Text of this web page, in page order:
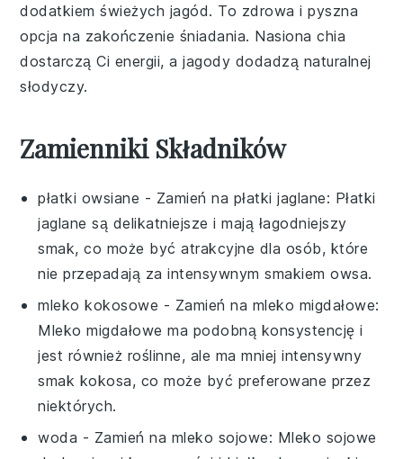
dodatkiem świeżych jagód. To zdrowa i pyszna
opcja na zakończenie śniadania. Nasiona chia
dostarczą Ci energii, a jagody dodadzą naturalnej
słodyczy.
Zamienniki Składników
płatki owsiane - Zamień na płatki jaglane: Płatki
jaglane są delikatniejsze i mają łagodniejszy
smak, co może być atrakcyjne dla osób, które
nie przepadają za intensywnym smakiem owsa.
mleko kokosowe - Zamień na mleko migdałowe:
Mleko migdałowe ma podobną konsystencję i
jest również roślinne, ale ma mniej intensywny
smak kokosa, co może być preferowane przez
niektórych.
woda - Zamień na mleko sojowe: Mleko sojowe